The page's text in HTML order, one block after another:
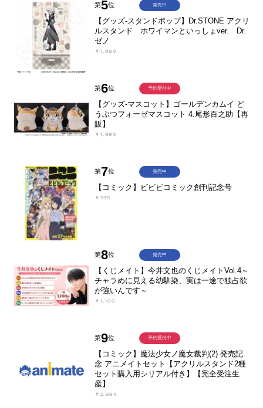
第5位
【グッズ-スタンドポップ】Dr.STONE アクリ
ルスタンド ホワイマンといっしょver. Dr.
ゼノ
￥1,980
発売中
第6位
【グッズ-マスコット】ゴールデンカムイ ど
うぶつフォーゼマスコット 4.尾形百之助【再
販】
￥1,980
予約受付中
第7位
【コミック】ビビビコミック創刊記念号
￥935
発売中
第8位
【くじメイト】今井文也のくじメイトVol.4～
チャラめに見える幼馴染、実は一途で独占欲
が強いんです～
￥1,100
発売中
第9位
【コミック】魔法少女ノ魔女裁判(2) 発売記
念 アニメイトセット【アクリルスタンド2種
セット購入用シリアル付き】【完全受注生
産】
￥2,684
予約受付中